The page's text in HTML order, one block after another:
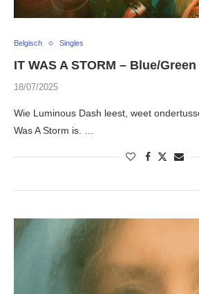
Belgisch Singles
IT WAS A STORM – Blue/Green
18/07/2025
Wie Luminous Dash leest, weet
Was A Storm is. …